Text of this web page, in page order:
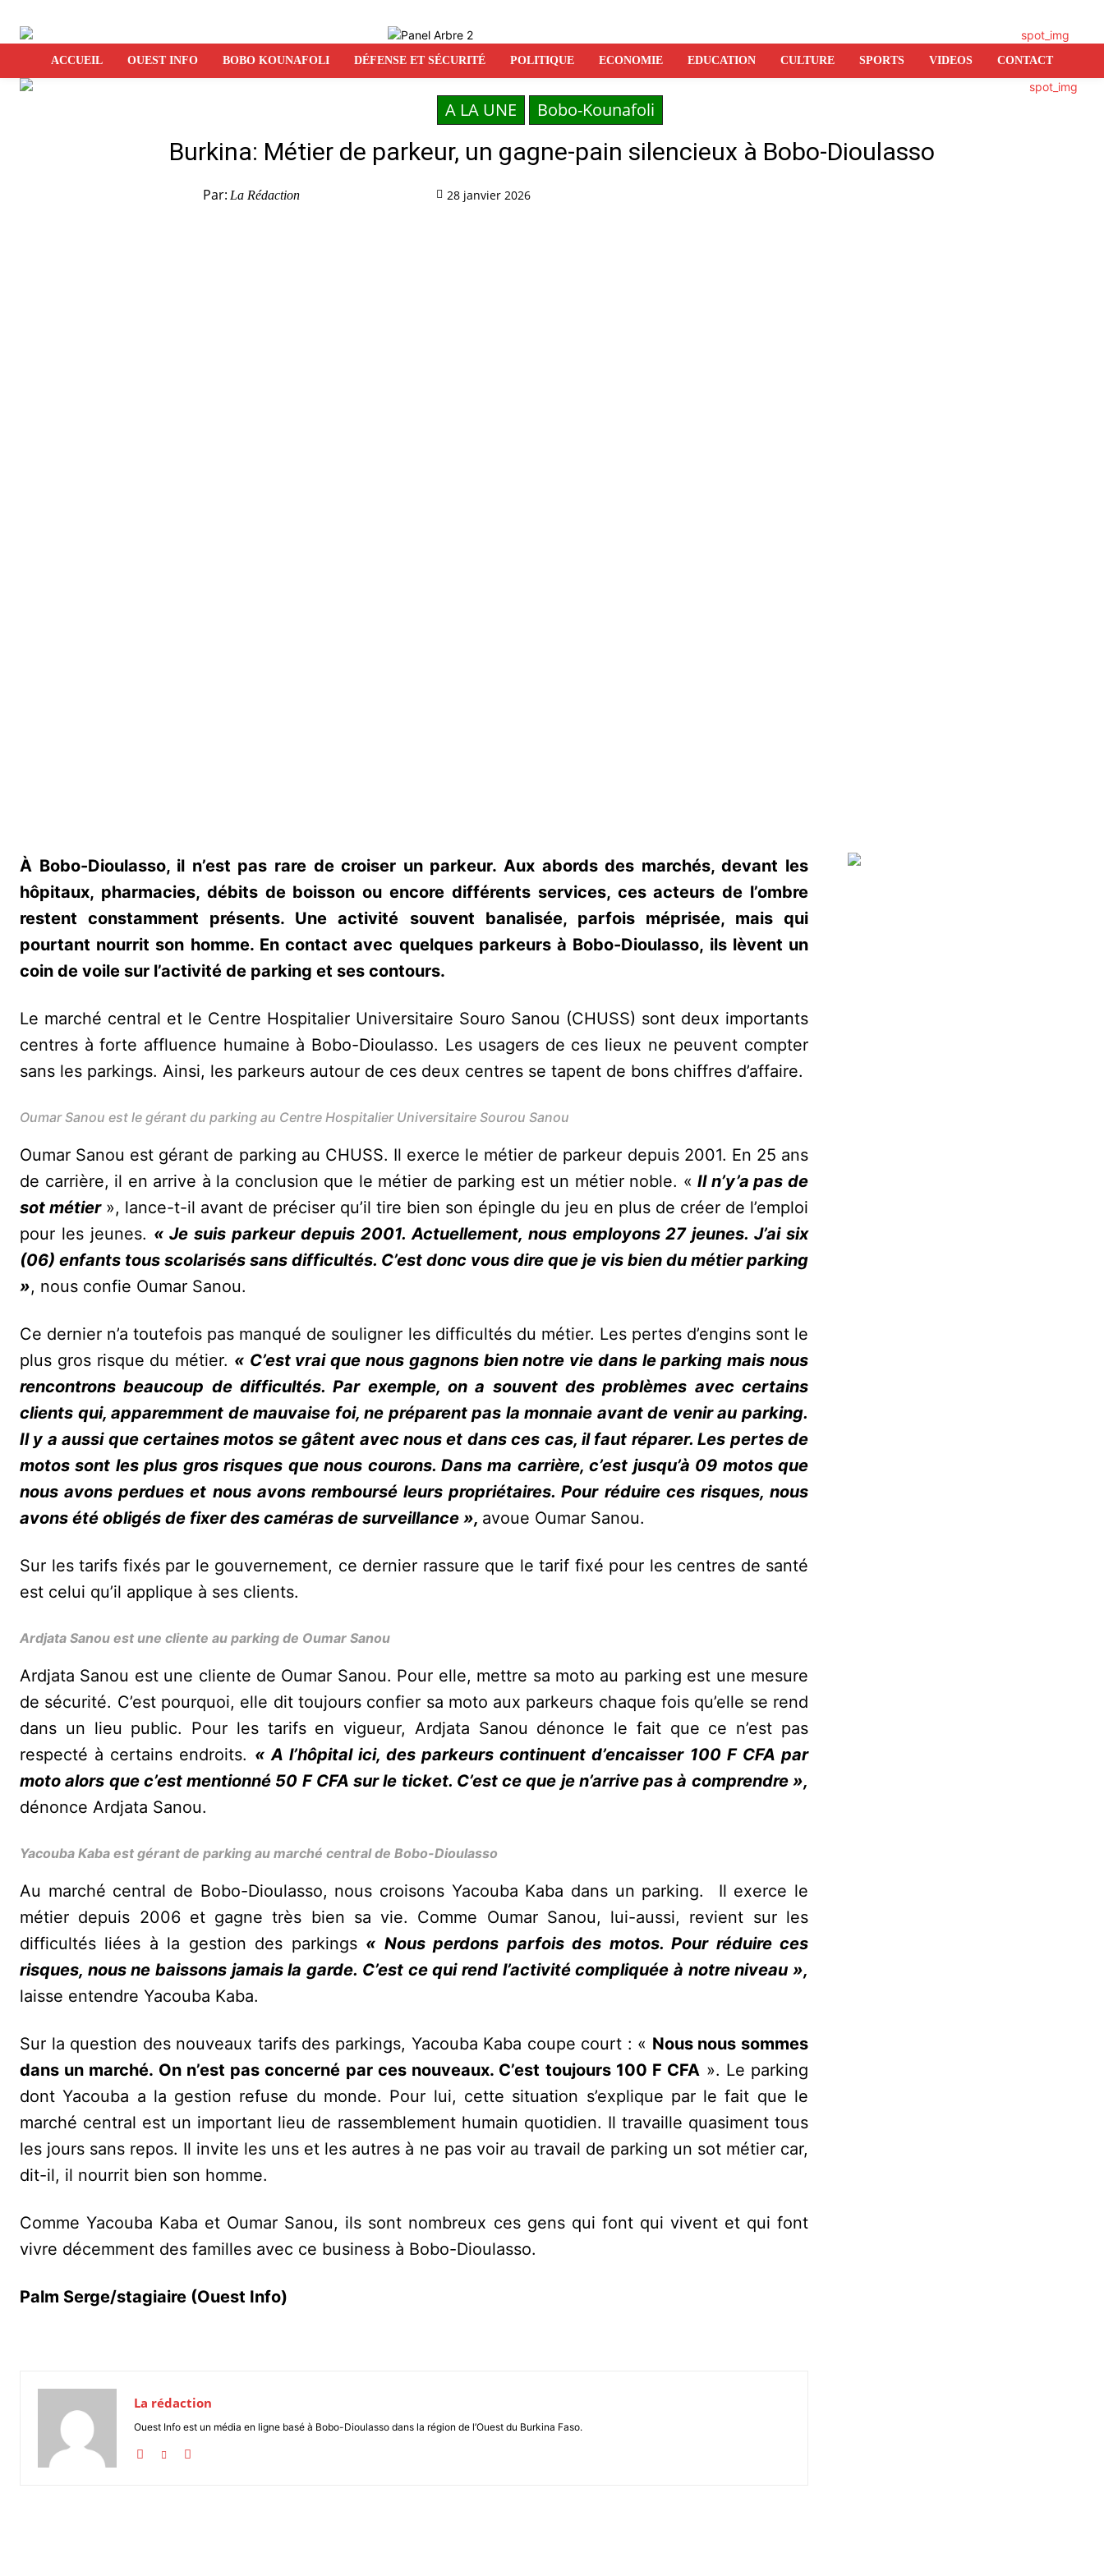
ACCUEIL OUEST INFO BOBO KOUNAFOLI DÉFENSE ET SÉCURITÉ POLITIQUE ECONOMIE EDUCATION CULTURE SPORTS VIDEOS CONTACT
A LA UNE Bobo-Kounafoli
Burkina: Métier de parkeur, un gagne-pain silencieux à Bobo-Dioulasso
Par: La Rédaction 28 janvier 2026
À Bobo-Dioulasso, il n’est pas rare de croiser un parkeur. Aux abords des marchés, devant les
hôpitaux, pharmacies, débits de boisson ou encore différents services, ces acteurs de l’ombre
restent constamment présents. Une activité souvent banalisée, parfois méprisée, mais qui
pourtant nourrit son homme. En contact avec quelques parkeurs à Bobo-Dioulasso, ils lèvent un
coin de voile sur l’activité de parking et ses contours.
Le marché central et le Centre Hospitalier Universitaire Souro Sanou (CHUSS) sont deux importants
centres à forte affluence humaine à Bobo-Dioulasso. Les usagers de ces lieux ne peuvent compter
sans les parkings. Ainsi, les parkeurs autour de ces deux centres se tapent de bons chiffres d’affaire.
Oumar Sanou est le gérant du parking au Centre Hospitalier Universitaire Sourou Sanou
Oumar Sanou est gérant de parking au CHUSS. Il exerce le métier de parkeur depuis 2001. En 25 ans
de carrière, il en arrive à la conclusion que le métier de parking est un métier noble. «Il n’y’a pas de
sot métier», lance-t-il avant de préciser qu’il tire bien son épingle du jeu en plus de créer de l’emploi
pour les jeunes. « Je suis parkeur depuis 2001. Actuellement, nous employons 27 jeunes. J’ai six
(06) enfants tous scolarisés sans difficultés. C’est donc vous dire que je vis bien du métier parking
», nous confie Oumar Sanou.
Ce dernier n’a toutefois pas manqué de souligner les difficultés du métier. Les pertes d’engins sont le
plus gros risque du métier. « C’est vrai que nous gagnons bien notre vie dans le parking mais nous
rencontrons beaucoup de difficultés. Par exemple, on a souvent des problèmes avec certains
clients qui, apparemment de mauvaise foi, ne préparent pas la monnaie avant de venir au parking.
Il y a aussi que certaines motos se gâtent avec nous et dans ces cas, il faut réparer. Les pertes de
motos sont les plus gros risques que nous courons. Dans ma carrière, c’est jusqu’à 09 motos que
nous avons perdues et nous avons remboursé leurs propriétaires. Pour réduire ces risques, nous
avons été obligés de fixer des caméras de surveillance », avoue Oumar Sanou.
Sur les tarifs fixés par le gouvernement, ce dernier rassure que le tarif fixé pour les centres de santé
est celui qu’il applique à ses clients.
Ardjata Sanou est une cliente au parking de Oumar Sanou
Ardjata Sanou est une cliente de Oumar Sanou. Pour elle, mettre sa moto au parking est une mesure
de sécurité. C’est pourquoi, elle dit toujours confier sa moto aux parkeurs chaque fois qu’elle se rend
dans un lieu public. Pour les tarifs en vigueur, Ardjata Sanou dénonce le fait que ce n’est pas
respecté à certains endroits. « A l’hôpital ici, des parkeurs continuent d’encaisser 100 F CFA par
moto alors que c’est mentionné 50 F CFA sur le ticket. C’est ce que je n’arrive pas à comprendre »,
dénonce Ardjata Sanou.
Yacouba Kaba est gérant de parking au marché central de Bobo-Dioulasso
Au marché central de Bobo-Dioulasso, nous croisons Yacouba Kaba dans un parking. Il exerce le
métier depuis 2006 et gagne très bien sa vie. Comme Oumar Sanou, lui-aussi, revient sur les
difficultés liées à la gestion des parkings « Nous perdons parfois des motos. Pour réduire ces
risques, nous ne baissons jamais la garde. C’est ce qui rend l’activité compliquée à notre niveau »,
laisse entendre Yacouba Kaba.
Sur la question des nouveaux tarifs des parkings, Yacouba Kaba coupe court : « Nous nous sommes
dans un marché. On n’est pas concerné par ces nouveaux. C’est toujours 100 F CFA ». Le parking
dont Yacouba a la gestion refuse du monde. Pour lui, cette situation s’explique par le fait que le
marché central est un important lieu de rassemblement humain quotidien. Il travaille quasiment tous
les jours sans repos. Il invite les uns et les autres à ne pas voir au travail de parking un sot métier car,
dit-il, il nourrit bien son homme.
Comme Yacouba Kaba et Oumar Sanou, ils sont nombreux ces gens qui font qui vivent et qui font
vivre décemment des familles avec ce business à Bobo-Dioulasso.
Palm Serge/stagiaire (Ouest Info)
La rédaction
Ouest Info est un média en ligne basé à Bobo-Dioulasso dans la région de l’Ouest du Burkina Faso.